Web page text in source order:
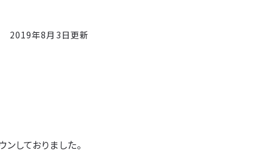
2019年8月3日更新
しておりました。